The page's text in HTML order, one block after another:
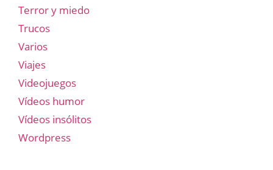
Terror y miedo
Trucos
Varios
Viajes
Videojuegos
Vídeos humor
Vídeos insólitos
Wordpress